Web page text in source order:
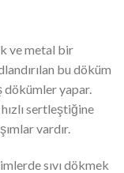
ve metal bir
bu döküm
dökümler yapar.
sertleştiğine
vardır.
sıvı dökmek